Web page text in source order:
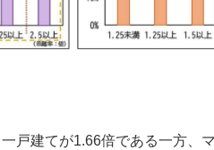
戸建てが1.66倍である一方、